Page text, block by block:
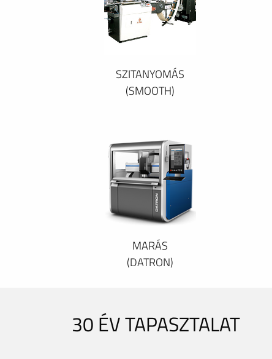
SZITANYOMÁS
(SMOOTH)
MARÁS
(DATRON)
30 ÉV TAPASZTALAT